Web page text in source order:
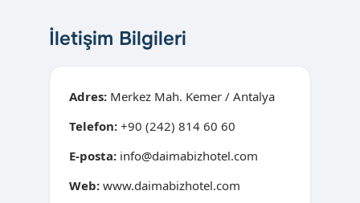
İletişim Bilgileri
Adres:Merkez Mah. Kemer / Antalya
Telefon:+90 (242) 814 60 60
E-posta:info@daimabizhotel.com
Web:www.daimabizhotel.com